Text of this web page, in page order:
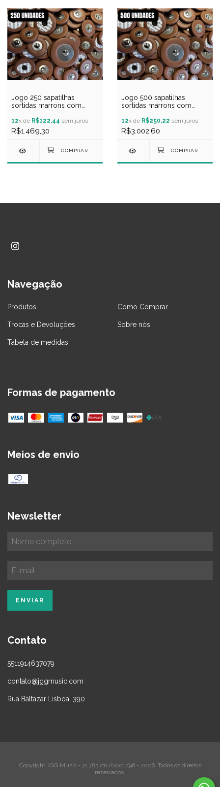
Jogo 250 sapatilhas
sortidas marrons com
sax
12x de R$122,44 sem juros
R$1.469,30
Jogo 500 sapatilhas
sortidas marrons com
sax
12x de R$250,22 sem juros
R$3.002,60
Navegação
Produtos Como Comprar
Trocas e Devoluções Sobre nós
Tabela de medidas
Formas de pagamento
Meios de envio
Newsletter
Contato
5511914637079
contato@jggmusic.com
Rua Baltazar Lisboa, 390
Copyright JGG Music - 71.783.211/0001/96 - 2026. Todos os direitos
reservados.